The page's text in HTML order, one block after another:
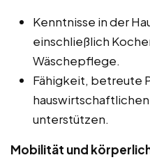
Kenntnisse in der
einschließlich
Wäschepflege.
Fähigkeit, betreute
unterstützen.
Mobilität und